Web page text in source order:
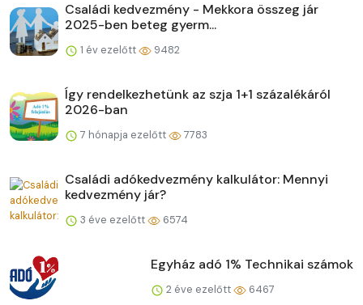
Családi kedvezmény - Mekkora összeg jár
2025-ben beteg gyerm...
1 év ezelőtt 9482
Így rendelkezhetünk az szja 1+1 százalékáról
2026-ban
7 hónapja ezelőtt 7783
Családi adókedvezmény kalkulátor: Mennyi
kedvezmény jár?
3 éve ezelőtt 6574
Egyház adó 1% Technikai számok
2 éve ezelőtt 6467